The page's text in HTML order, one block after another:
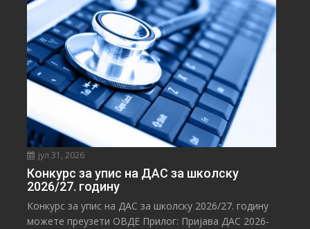
јул 31, 2026
Конкурс за упис на ДАС за школску
2026/27. годину
Конкурс за упис на ДАС за школску 2026/27. годину
можете преузети ОВДЕ Прилог: Пријава ДАС 2026-